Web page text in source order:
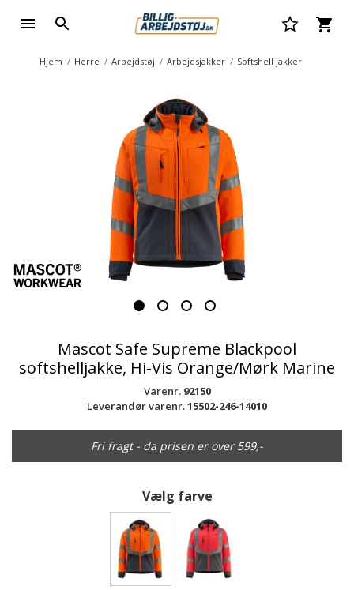
Hjem Herre Arbejdstøj Arbejdsjakker Softshell jakker
Mascot Safe Supreme Blackpool
softshelljakke, Hi-Vis Orange/Mørk Marine
Varenr. 92150
Leverandør varenr.15502-246-14010
Fri fragt - da prisen er over 599,-
Vælg farve